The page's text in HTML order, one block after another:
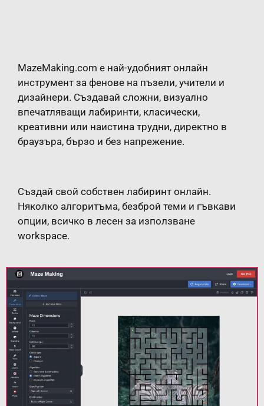
MazeMaking.com е най-удобният онлайн
инструмент за фенове на пъзели, учители и
дизайнери. Създавай сложни, визуално
впечатляващи лабиринти, класически,
креативни или наистина трудни, директно в
браузъра, бързо и без напрежение.
Създай свой собствен лабиринт онлайн.
Няколко алгоритъма, безброй теми и гъвкави
опции, всичко в лесен за използване
workspace.